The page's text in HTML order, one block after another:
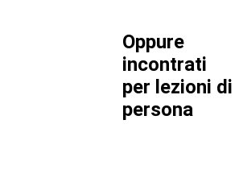
Oppure
incontrati
per lezioni di
persona